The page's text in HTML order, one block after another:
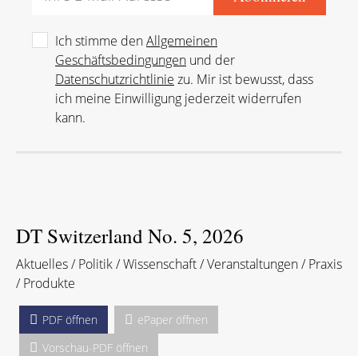
Ich stimme denAllgemeinen
Geschäftsbedingungen und der
Datenschutzrichtlinie zu. Mir ist bewusst, dass
ich meine Einwilligung jederzeit widerrufen
kann.
DT Switzerland No. 5, 2026
Aktuelles / Politik / Wissenschaft / Veranstaltungen / Praxis
/ Produkte
PDF öffnen
ePaper öffnen
Vorschau-PDF öffnen